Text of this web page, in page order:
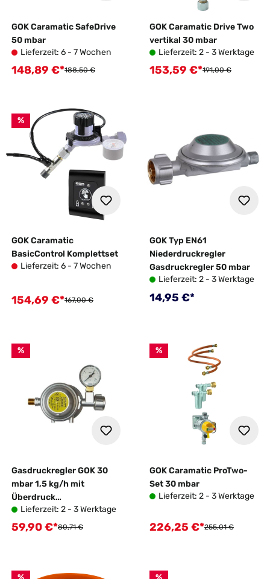
GOK Caramatic SafeDrive
50 mbar
Lieferzeit: 6 - 7 Wochen
Verkaufspreis:
148,89 €*Regulärer Preis:
188,50 €
GOK Caramatic Drive Two
vertikal 30 mbar
Lieferzeit: 2 - 3 Werktage
Verkaufspreis:
153,59 €*Regulärer Preis:
191,00 €
%
GOK Caramatic
BasicControl Komplettset
Lieferzeit: 6 - 7 Wochen
Verkaufspreis:
154,69 €*Regulärer Preis:
167,00 €
GOK Typ EN61
Niederdruckregler
Gasdruckregler 50 mbar
Lieferzeit: 2 - 3 Werktage
Regulärer Preis:
14,95 €*
%
Gasdruckregler GOK 30
mbar 1,5 kg/h mit
Überdruck
Sicherheitseinrichtung
Lieferzeit: 2 - 3 Werktage
Verkaufspreis:
59,90 €*Regulärer Preis:
80,71 €
%
GOK Caramatic ProTwo-
Set 30 mbar
Lieferzeit: 2 - 3 Werktage
Verkaufspreis:
226,25 €*Regulärer Preis:
255,01 €